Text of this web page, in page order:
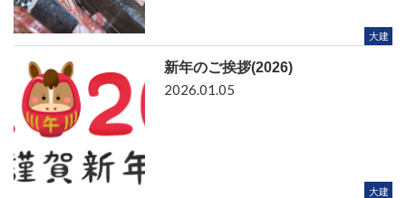
大建
新年のご挨拶(2026)
大建
2026.01.05